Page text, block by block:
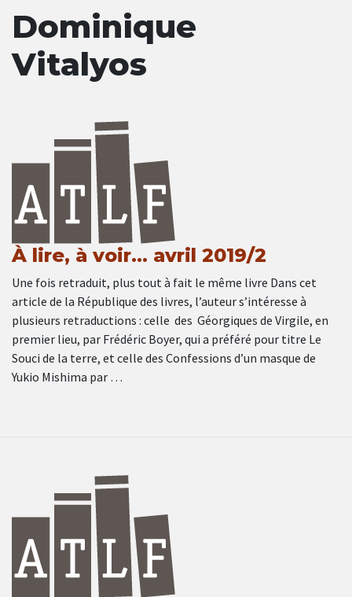
Dominique
Vitalyos
À lire, à voir… avril 2019/2
Une fois retraduit, plus tout à fait le même livre Dans cet
article de la République des livres, l’auteur s’intéresse à
plusieurs retraductions : celle des Géorgiques de Virgile, en
premier lieu, par Frédéric Boyer, qui a préféré pour titre Le
Souci de la terre, et celle des Confessions d’un masque de
Yukio Mishima par …